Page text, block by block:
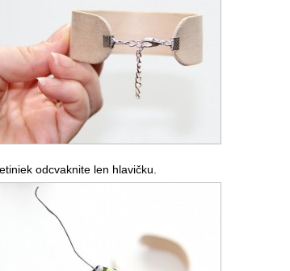
odcvaknite len hlavičku.